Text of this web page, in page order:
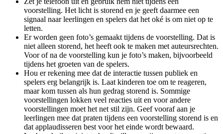
voorstelling. Het licht is storend en je geeft daarmee een
signaal naar leerlingen en spelers dat het oké is om niet op te
letten.
Er worden geen foto’s gemaakt tijdens de voorstelling. Dat is
niet alleen storend, het heeft ook te maken met auteursrechten.
Voor of na de voorstelling kun je foto’s maken, bijvoorbeeld
tijdens het groeten van de spelers.
Hou er rekening mee dat de interactie tussen publiek en
spelers erg belangrijk is. Laat kinderen toe om te reageren,
maar kom tussen als hun gedrag storend is. Sommige
voorstellingen lokken veel reacties uit en voor andere
voorstellingen moet het net stil zijn. Geef vooraf aan je
leerlingen mee dat praten tijdens een voorstelling storend is en
dat applaudisseren best voor het einde wordt bewaard.